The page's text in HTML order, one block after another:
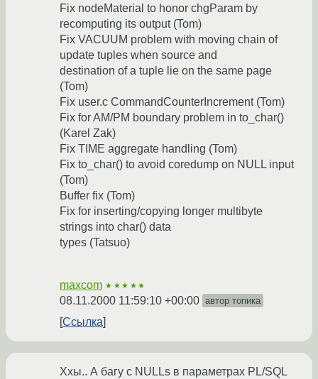
Fix nodeMaterial to honor chgParam by
recomputing its output (Tom)
Fix VACUUM problem with moving chain of
update tuples when source and
destination of a tuple lie on the same page
(Tom)
Fix user.c CommandCounterIncrement (Tom)
Fix for AM/PM boundary problem in to_char()
(Karel Zak)
Fix TIME aggregate handling (Tom)
Fix to_char() to avoid coredump on NULL input
(Tom)
Buffer fix (Tom)
Fix for inserting/copying longer multibyte
strings into char() data
types (Tatsuo)
maxcom ★★★★★
08.11.2000 11:59:10 +00:00 автор топика
Ссылка
Ххы.. А багу с NULLs в параметрах PL/SQL